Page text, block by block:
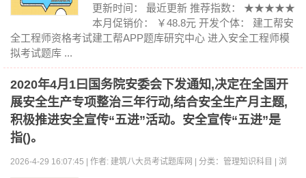
更新时间： 最近更新 推荐指数： ★★★★★
本月促销价： ￥48.8元 开发个体： 建工帮安
全工程师资格考试建工帮APP题库研究中心 进入安全工程师模
拟考试题库 ...
2020年4月1曰国务院安委会下发通知,决定在全国开
展安全生产专项整治三年行动,结合安全生产月主题,
积极推进安全宣传“五进”活动。安全宣传“五进”是
指()。
2026-4-29 16:07:45 | 作者: 建筑八大员考试题库网 | 分类：管理知识科目 | 浏